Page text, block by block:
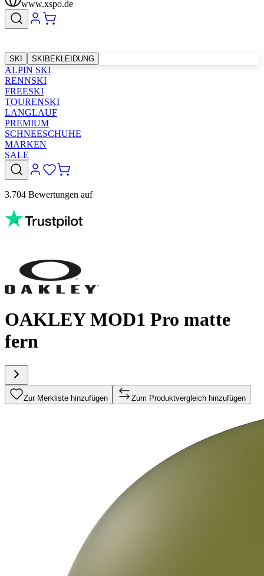
www.xspo.de
SKI SKIBEKLEIDUNG
ALPIN SKI
RENNSKI
FREESKI
TOURENSKI
LANGLAUF
PREMIUM
SCHNEESCHUHE
MARKEN
SALE
3.704 Bewertungen auf
OAKLEY MOD1 Pro matte
fern
Zur Merkliste hinzufügen Zum Produktvergleich hinzufügen